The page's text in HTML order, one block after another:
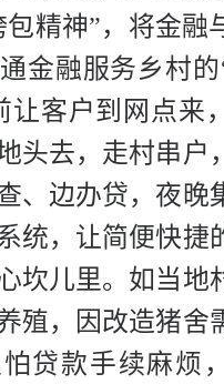
包精神”，将金融
金融服务乡村
让客户到网点来
头去，走村串户
、边办贷，夜晚
统，让简便快捷
坎儿里。如当地
殖，因改造猪舍
贷款手续麻烦